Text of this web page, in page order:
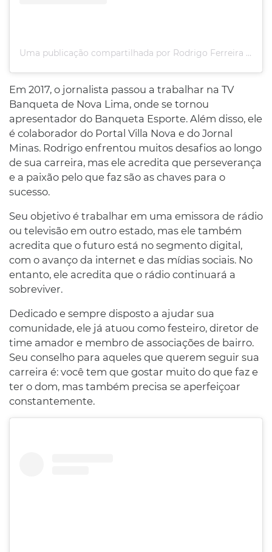
Uma publicação compartilhada por Rodrigo Ferreira (@digovibrant)
Em 2017, o jornalista passou a trabalhar na TV
Banqueta de Nova Lima, onde se tornou
apresentador do Banqueta Esporte. Além disso, ele
é colaborador do Portal Villa Nova e do Jornal
Minas. Rodrigo enfrentou muitos desafios ao longo
de sua carreira, mas ele acredita que perseverança
e a paixão pelo que faz são as chaves para o
sucesso.
Seu objetivo é trabalhar em uma emissora de rádio
ou televisão em outro estado, mas ele também
acredita que o futuro está no segmento digital,
com o avanço da internet e das mídias sociais. No
entanto, ele acredita que o rádio continuará a
sobreviver.
Dedicado e sempre disposto a ajudar sua
comunidade, ele já atuou como festeiro, diretor de
time amador e membro de associações de bairro.
Seu conselho para aqueles que querem seguir sua
carreira é: você tem que gostar muito do que faz e
ter o dom, mas também precisa se aperfeiçoar
constantemente.